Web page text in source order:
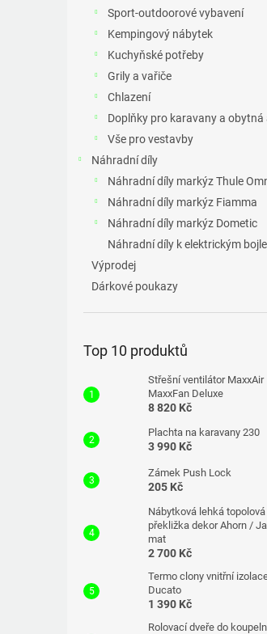
Sport-outdoorové vybavení
Kempingový nábytek
Kuchyňské potřeby
Grily a vařiče
Chlazení
Doplňky pro karavany a obytná
Vše pro vestavby
Náhradní díly
Náhradní díly markýz Thule
Náhradní díly markýz Fiamma
Náhradní díly markýz Dometic
Náhradní díly k elektrickým
Výprodej
Dárkové poukazy
Top 10 produktů
Střešní ventilátor MaxxAir
MaxxFan Deluxe
8 820 Kč
Plachta na karavany 230
3 990 Kč
Zámek Push Lock
205 Kč
Nábytková lehká topolová
překližka dekor Ahorn /
mat
2 700 Kč
Termo clony vnitřní
Ducato
1 390 Kč
Rolovací dveře do